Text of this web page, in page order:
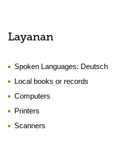
Layanan
Spoken Languages: Deutsch
Local books or records
Computers
Printers
Scanners